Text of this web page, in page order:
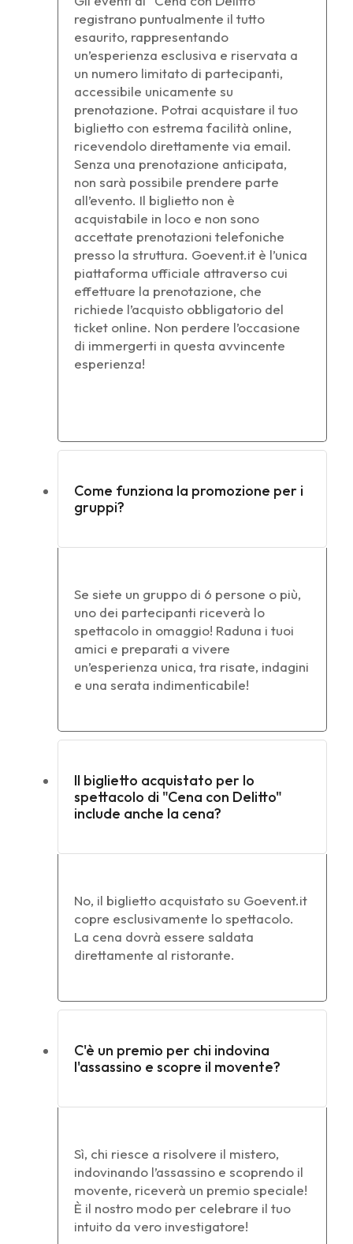
registrano puntualmente il tutto
esaurito, rappresentando
un’esperienza esclusiva e riservata a
un numero limitato di partecipanti,
accessibile unicamente su
prenotazione. Potrai acquistare il tuo
biglietto con estrema facilità online,
ricevendolo direttamente via email.
Senza una prenotazione anticipata,
non sarà possibile prendere parte
all’evento. Il biglietto non è
acquistabile in loco e non sono
accettate prenotazioni telefoniche
presso la struttura. Goevent.it è l’unica
piattaforma ufficiale attraverso cui
effettuare la prenotazione, che
richiede l’acquisto obbligatorio del
ticket online. Non perdere l’occasione
di immergerti in questa avvincente
esperienza!
Come funziona la promozione per i
gruppi?
Se siete un gruppo di 6 persone o più,
uno dei partecipanti riceverà lo
spettacolo in omaggio! Raduna i tuoi
amici e preparati a vivere
un’esperienza unica, tra risate, indagini
e una serata indimenticabile!
Il biglietto acquistato per lo
spettacolo di "Cena con Delitto"
include anche la cena?
No, il biglietto acquistato su Goevent.it
copre esclusivamente lo spettacolo.
La cena dovrà essere saldata
direttamente al ristorante.
C'è un premio per chi indovina
l'assassino e scopre il movente?
Sì, chi riesce a risolvere il mistero,
indovinando l’assassino e scoprendo il
movente, riceverà un premio speciale!
È il nostro modo per celebrare il tuo
intuito da vero investigatore!